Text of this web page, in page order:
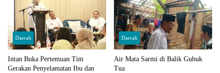
Daerah
Intan Buka Pertemuan Tim
Gerakan Penyelamatan Ibu dan
Daerah
Air Mata Sarmi di Balik Gubuk
Tua